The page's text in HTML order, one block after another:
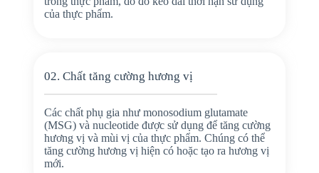
của thực phẩm.
02. Chất tăng cường hương vị
Các chất phụ gia như monosodium glutamate
(MSG) và nucleotide được sử dụng để tăng cường
hương vị và mùi vị của thực phẩm. Chúng có thể
tăng cường hương vị hiện có hoặc tạo ra hương vị
mới.